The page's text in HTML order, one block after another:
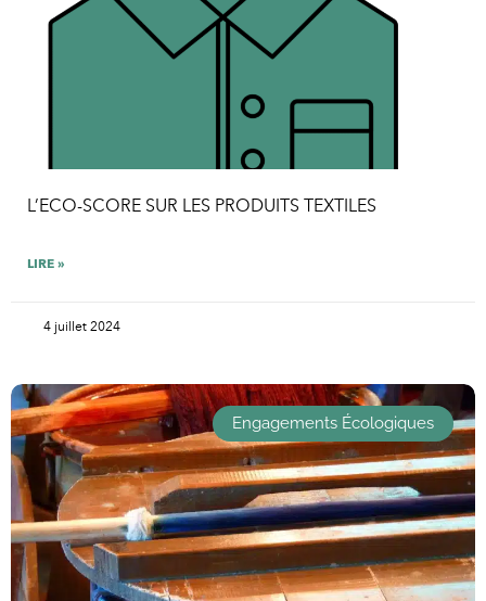
L’ECO-SCORE SUR LES PRODUITS TEXTILES
LIRE »
4 juillet 2024
Engagements Écologiques